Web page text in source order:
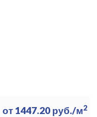
от 1447.20 руб./м2